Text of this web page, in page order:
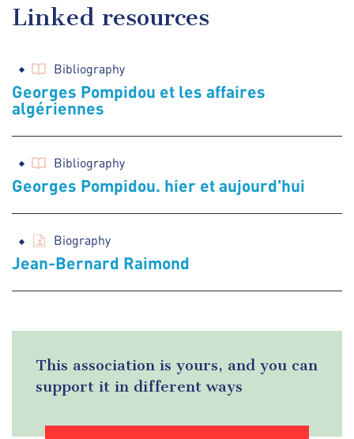
Linked resources
Bibliography
Georges Pompidou et les affaires
algériennes
Bibliography
Georges Pompidou. hier et aujourd'hui
Biography
Jean-Bernard Raimond
This association is yours, and you can
support it in different ways